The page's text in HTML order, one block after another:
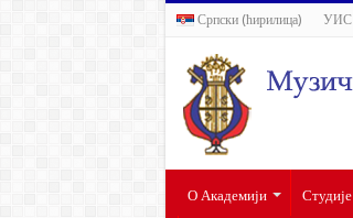
Српски (ћирилица) УИС
О Академији Студије